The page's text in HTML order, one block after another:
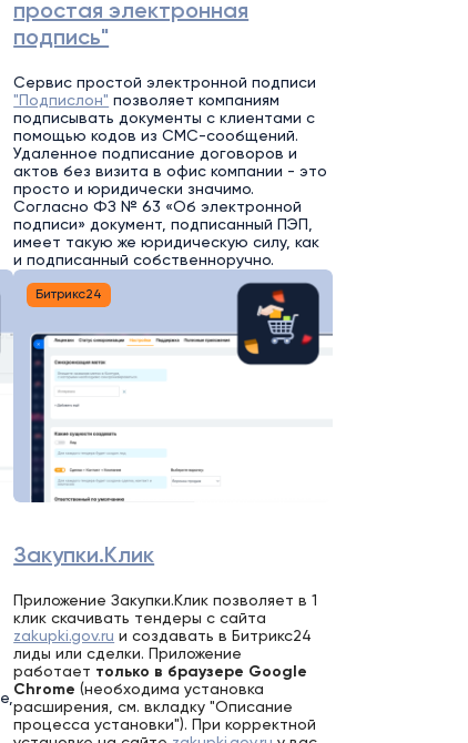
простая электронная
подпись"
Сервис простой электронной подписи
"Подпислон" позволяет компаниям
подписывать документы с клиентами с
помощью кодов из СМС-сообщений.
Удаленное подписание договоров и
актов без визита в офис компании - это
просто и юридически значимо.
Согласно ФЗ № 63 «Об электронной
подписи» документ, подписанный ПЭП,
имеет такую же юридическую силу, как
и подписанный собственноручно.
Битрикс24
Закупки.Клик
Приложение Закупки.Клик позволяет в 1
клик скачивать тендеры с сайта
zakupki.gov.ru и создавать в Битрикс24
лиды или сделки. Приложение
работает только в браузере Google
Chrome(необходима установка
расширения, см. вкладку "Описание
процесса установки"). При корректной